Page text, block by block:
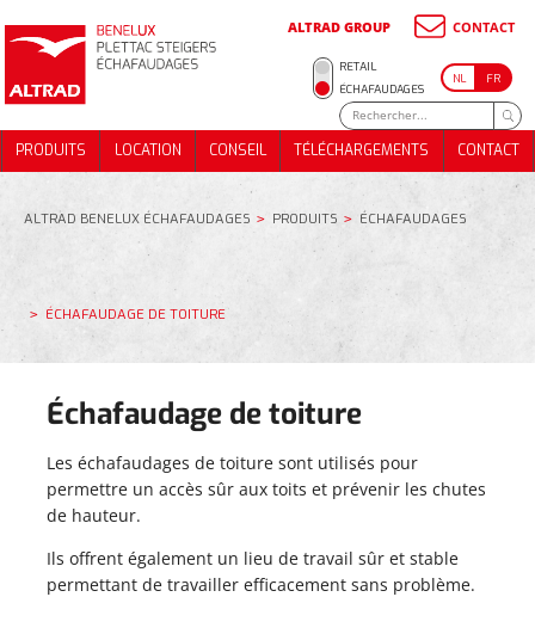
ALTRAD GROUP CONTACT
RETAIL
ÉCHAFAUDAGES
NL FR
PRODUITS
ÉCHAFAUDAGE DE SOUTENEMENT
ESCALIERS
ÉVÉNEMENTS
FILETS D'ÉCHAFAUDAGE
PLANCHES D'ÉCHAFAUDAGE
PASSERELLES DE TRAVAIL
LOCATION CONSEIL TÉLÉCHARGEMENTS CONTACT
DE MAÇONNERIE
DE TRAVAIL
ROULANT
TÉLÉCHARGEMENTS CONTACT
ALTRAD BENELUX ÉCHAFAUDAGES PRODUITS ÉCHAFAUDAGES
ÉCHAFAUDAGE DE TOITURE
Échafaudage de toiture
Les échafaudages de toiture sont utilisés pour
permettre un accès sûr aux toits et prévenir les chutes
de hauteur.
Ils offrent également un lieu de travail sûr et stable
permettant de travailler efficacement sans problème.